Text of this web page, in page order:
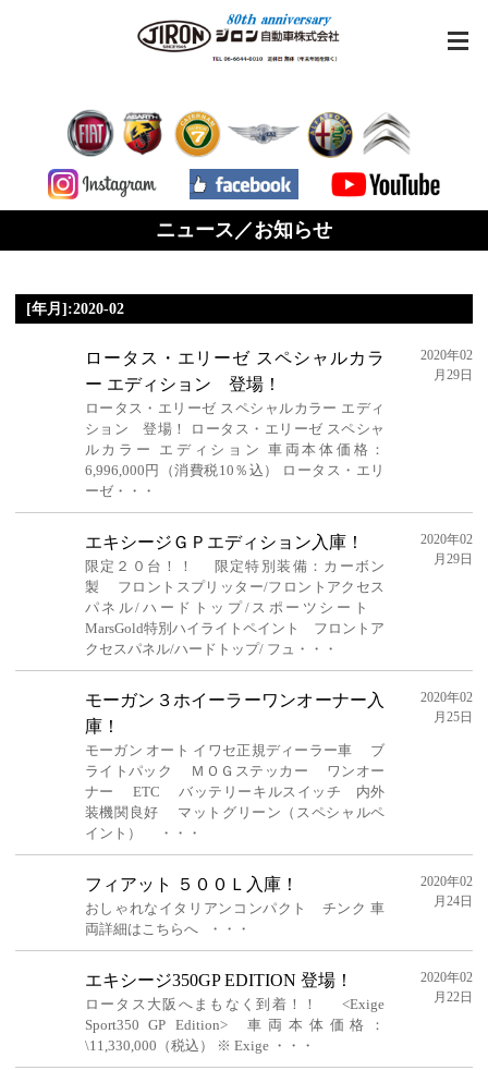
ニュース／お知らせ
[年月]:2020-02
ロータス・エリーゼ スペシャルカラ
ー エディション 登場！
ロータス・エリーゼ スペシャルカラー エディ
ション 登場！ ロータス・エリーゼ スペシャ
ルカラー エディション 車両本体価格：
6,996,000円（消費税10％込） ロータス・エリ
ーゼ・・・
2020年02
月29日
エキシージＧＰエディション入庫！
限定２０台！！ 限定特別装備：カーボン
製 フロントスプリッター/フロントアクセス
パネル/ハードトップ/スポーツシート
MarsGold特別ハイライトペイント フロントア
クセスパネル/ハードトップ/ フュ・・・
2020年02
月29日
モーガン３ホイーラーワンオーナー入
庫！
モーガン オート イワセ正規ディーラー車 ブ
ライトパック ＭＯＧステッカー ワンオー
ナー ETC バッテリーキルスイッチ 内外
装機関良好 マットグリーン（スペシャルペ
イント） ・・・
2020年02
月25日
フィアット ５００Ｌ入庫！
おしゃれなイタリアンコンパクト チンク 車
両詳細はこちらへ ・・・
2020年02
月24日
エキシージ350GP EDITION 登場！
ロータス大阪へまもなく到着！！ <Exige
Sport350 GP Edition> 車両本体価格：
\11,330,000（税込） ※ Exige ・・・
2020年02
月22日